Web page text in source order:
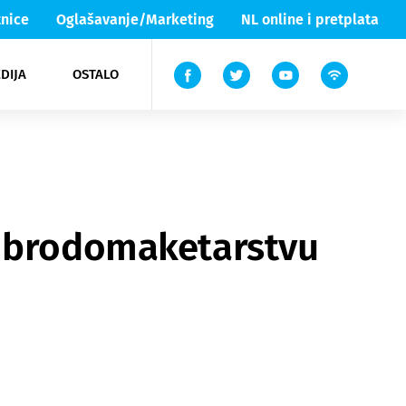
Oglašavanje/Marketing NL online i pretplata
OSTALO
Lika & Senj
TV